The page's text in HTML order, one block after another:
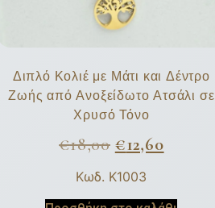
Διπλό Κολιέ με Μάτι και Δέντρο
Ζωής από Ανοξείδωτο Ατσάλι σε
Χρυσό Τόνο
€18,00 €12,60
Κωδ. K1003